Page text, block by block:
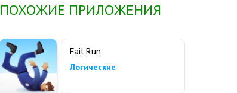
ПОХОЖИЕ ПРИЛОЖЕНИЯ
Fail Run
Логические